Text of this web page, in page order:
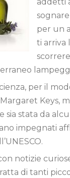
per un
ti arriva
per il
Keys,
stata da
impegnati
notizie
di tanti